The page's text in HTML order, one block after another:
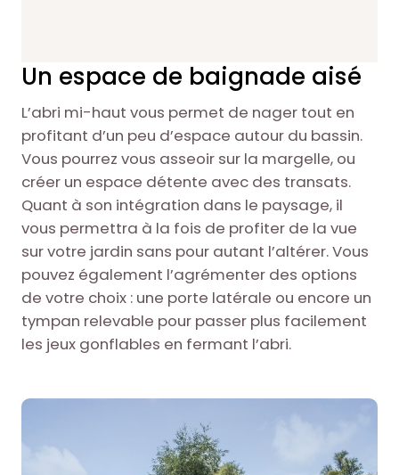
Un espace de baignade aisé
L’abri mi-haut vous permet de nager tout en
profitant d’un peu d’espace autour du bassin.
Vous pourrez vous asseoir sur la margelle, ou
créer un espace détente avec des transats.
Quant à son intégration dans le paysage, il
vous permettra à la fois de profiter de la vue
sur votre jardin sans pour autant l’altérer. Vous
pouvez également l’agrémenter des options
de votre choix : une porte latérale ou encore un
tympan relevable pour passer plus facilement
les jeux gonflables en fermant l’abri.